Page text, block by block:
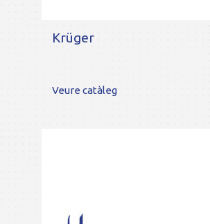
Krüger
Veure catàleg